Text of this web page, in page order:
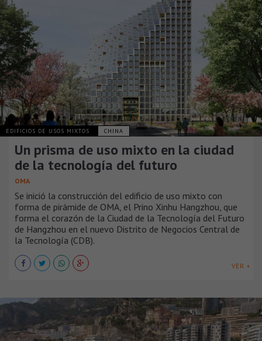
EDIFICIOS DE USOS MIXTOS CHINA
Un prisma de uso mixto en la ciudad
de la tecnología del futuro
OMA
Se inició la construcción del edificio de uso mixto con
forma de pirámide de OMA, el Prino Xinhu Hangzhou, que
forma el corazón de la Ciudad de la Tecnología del Futuro
de Hangzhou en el nuevo Distrito de Negocios Central de
la Tecnología (CDB).
VER +